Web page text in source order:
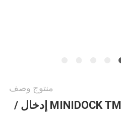
منتوج وصف
MINIDOCK TM SLIM 30056-160T إدخال /